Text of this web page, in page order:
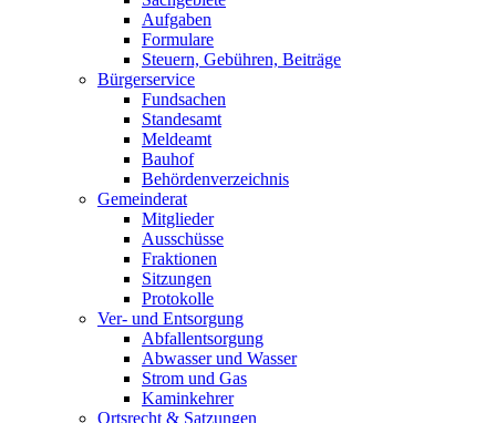
Aufgaben
Formulare
Steuern, Gebühren, Beiträge
Bürgerservice
Fundsachen
Standesamt
Meldeamt
Bauhof
Behördenverzeichnis
Gemeinderat
Mitglieder
Ausschüsse
Fraktionen
Sitzungen
Protokolle
Ver- und Entsorgung
Abfallentsorgung
Abwasser und Wasser
Strom und Gas
Kaminkehrer
Ortsrecht & Satzungen